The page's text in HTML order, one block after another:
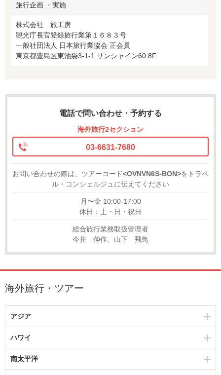
旅行企画 ・実施
株式会社 旅工房
観光庁長官登録旅行業第１６８３号
一般社団法人 日本旅行業協会 正会員
東京都豊島区東池袋3-1-1 サンシャイン60 8F
電話で問い合わせ・予約する
海外旅行2セクション
03-6631-7680
お問い合わせの際は、ツアーコード<OVNVN6S-BON>をトラベ
ル・コンシェルジュに伝えてください
月〜金 10:00-17:00
休日：土・日・祝日
総合旅行業務取扱管理者
今井 伸作、山下 飛鳥
海外旅行・ツアー
アジア
ハワイ
南太平洋